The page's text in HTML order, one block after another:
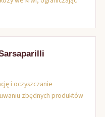
i oczyszczanie
zbędnych produktów